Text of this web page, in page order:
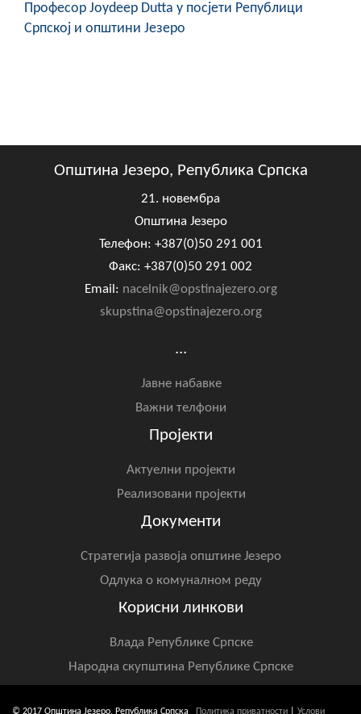
Професор Joydeep Dutta у посјети Републици
Српској и општини Језеро
Општина Језеро, Република Српска
21. новембра
Општина Језеро
Телефон: +387(0)50 291 001
Факс: +387(0)50 291 002
Email: nacelnik@opstinajezero.org
skupstina@opstinajezero.org
...
Јавне набавке
Важни телфони
Пројекти
Актуелни пројекти
Реализовани пројекти
Документи
Стратегија развоја општине Језеро
Одлука о комуналном реду
Корисни линкови
Влада Републике Српске
Народна скупштина Републике Српске
© 2017 Општина Језеро, Република Српска Политика приватности Услови